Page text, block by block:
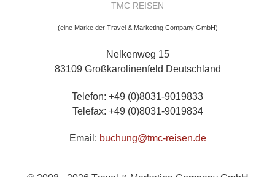
TMC REISEN
(eine Marke der Travel & Marketing Company GmbH)
Nelkenweg 15
83109 Großkarolinenfeld Deutschland
Telefon: +49 (0)8031-9019833
Telefax: +49 (0)8031-9019834
Email: buchung@tmc-reisen.de